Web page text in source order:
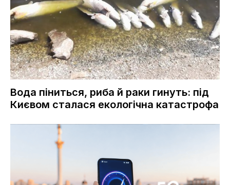
Вода піниться, риба й раки гинуть: під
Києвом сталася екологічна катастрофа